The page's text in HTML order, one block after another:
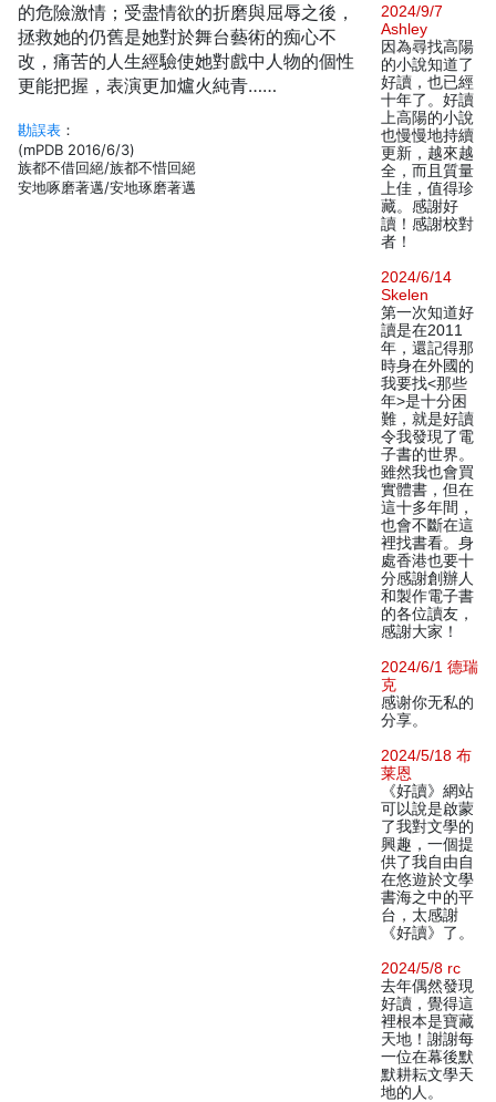
的危險激情；受盡情欲的折磨與屈辱之後，
拯救她的仍舊是她對於舞台藝術的痴心不
改，痛苦的人生經驗使她對戲中人物的個性
更能把握，表演更加爐火純青……
勘誤表 ：
(mPDB 2016/6/3)
族都不借回絕/族都不惜回絕
安地啄磨著邁/安地琢磨著邁
2024/9/7
Ashley
因為尋找高陽
的小說知道了
好讀，也已經
十年了。好讀
上高陽的小說
也慢慢地持續
更新，越來越
全，而且質量
上佳，值得珍
藏。感謝好
讀！感謝校對
者！
2024/6/14
Skelen
第一次知道好
讀是在2011
年，還記得那
時身在外國的
我要找<那些
年>是十分困
難，就是好讀
令我發現了電
子書的世界。
雖然我也會買
實體書，但在
這十多年間，
也會不斷在這
裡找書看。身
處香港也要十
分感謝創辦人
和製作電子書
的各位讀友，
感謝大家！
2024/6/1 德瑞
克
感谢你无私的
分享。
2024/5/18 布
莱恩
《好讀》網站
可以說是啟蒙
了我對文學的
興趣，一個提
供了我自由自
在悠遊於文學
書海之中的平
台，太感謝
《好讀》了。
2024/5/8 rc
去年偶然發現
好讀，覺得這
裡根本是寶藏
天地！謝謝每
一位在幕後默
默耕耘文學天
地的人。